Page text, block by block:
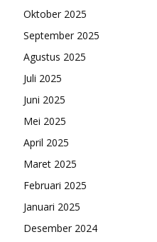
Oktober 2025
September 2025
Agustus 2025
Juli 2025
Juni 2025
Mei 2025
April 2025
Maret 2025
Februari 2025
Januari 2025
Desember 2024